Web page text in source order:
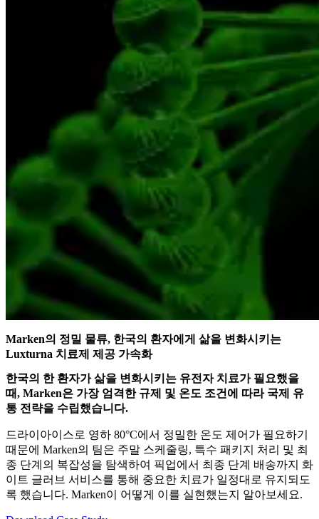
Marken의 정밀 물류, 한국의 환자에게 삶을 변화시키는
Luxturna 치료제 제공 가속화
한국의 한 환자가 삶을 변화시키는 유전자 치료가 필요했을
때, Marken은 가장 엄격한 규제 및 온도 조건에 따라 국제 유
통 전략을 수립했습니다.
드라이아이스로 영하 80°C에서 정밀한 온도 제어가 필요하기
때문에 Marken의 팀은 주말 스케줄링, 특수 패키지 처리 및 최
종 단계의 복잡성을 탐색하여 픽업에서 최종 단계 배송까지 화
이트 글러브 서비스를 통해 중요한 치료가 일정대로 유지되도
록 했습니다. Marken이 어떻게 이를 실현했는지 알아보세요.